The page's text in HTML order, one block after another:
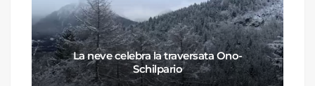
La neve celebra la traversata Ono-
Schilpario